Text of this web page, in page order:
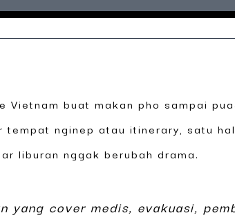
Vietnam buat makan pho sampai
nginep atau itinerary, satu
liburan nggak berubah drama.
yang cover medis, evakuasi,